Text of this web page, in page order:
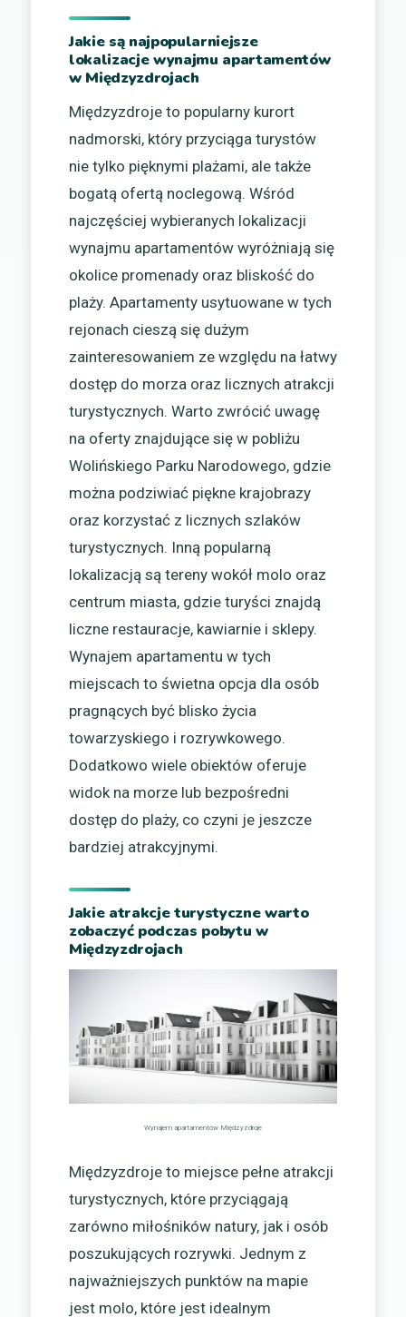
Jakie są najpopularniejsze
lokalizacje wynajmu apartamentów
w Międzyzdrojach
Międzyzdroje to popularny kurort
nadmorski, który przyciąga turystów
nie tylko pięknymi plażami, ale także
bogatą ofertą noclegową. Wśród
najczęściej wybieranych lokalizacji
wynajmu apartamentów wyróżniają się
okolice promenady oraz bliskość do
plaży. Apartamenty usytuowane w tych
rejonach cieszą się dużym
zainteresowaniem ze względu na łatwy
dostęp do morza oraz licznych atrakcji
turystycznych. Warto zwrócić uwagę
na oferty znajdujące się w pobliżu
Wolińskiego Parku Narodowego, gdzie
można podziwiać piękne krajobrazy
oraz korzystać z licznych szlaków
turystycznych. Inną popularną
lokalizacją są tereny wokół molo oraz
centrum miasta, gdzie turyści znajdą
liczne restauracje, kawiarnie i sklepy.
Wynajem apartamentu w tych
miejscach to świetna opcja dla osób
pragnących być blisko życia
towarzyskiego i rozrywkowego.
Dodatkowo wiele obiektów oferuje
widok na morze lub bezpośredni
dostęp do plaży, co czyni je jeszcze
bardziej atrakcyjnymi.
Jakie atrakcje turystyczne warto
zobaczyć podczas pobytu w
Międzyzdrojach
Wynajem apartamentów Międzyzdroje
Międzyzdroje to miejsce pełne atrakcji
turystycznych, które przyciągają
zarówno miłośników natury, jak i osób
poszukujących rozrywki. Jednym z
najważniejszych punktów na mapie
jest molo, które jest idealnym